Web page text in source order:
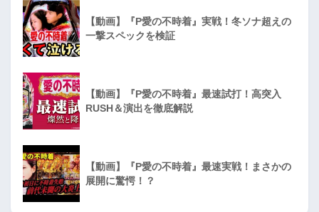
【動画】『P愛の不時着』実戦！冬ソナ超えの
一撃スペックを検証
【動画】『P愛の不時着』最速試打！高突入
RUSH＆演出を徹底解説
【動画】『P愛の不時着』最速実戦！まさかの
展開に驚愕！？